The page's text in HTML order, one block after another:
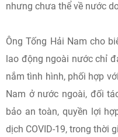
nhưng chưa thể về nước
Ông Tống Hải Nam cho
lao động ngoài nước chỉ
nắm tình hình, phối hợp
Nam ở nước ngoài, đối
bảo an toàn, quyền lợi
dịch COVID-19, trong thời